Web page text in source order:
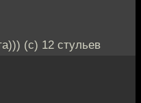
(c) 12 стульев